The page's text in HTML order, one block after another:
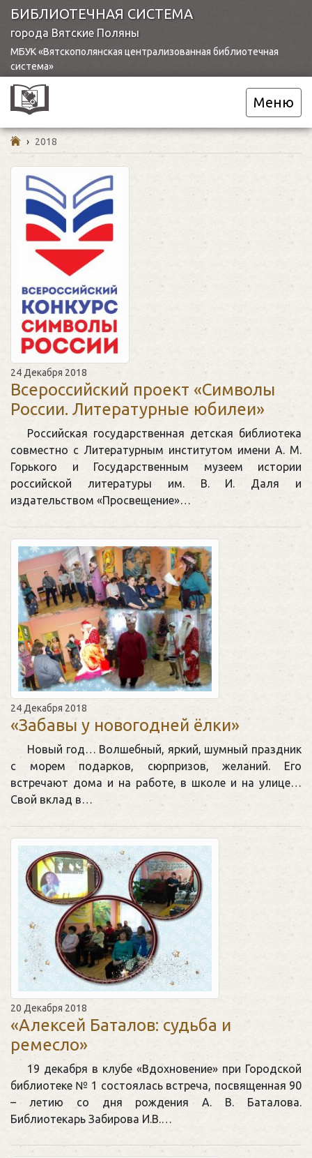
БИБЛИОТЕЧНАЯ СИСТЕМА
города Вятские Поляны
МБУК «Вятскополянская централизованная библиотечная
система»
Меню
› 2018
24 Декабря 2018
Всероссийский проект «Символы
России. Литературные юбилеи»
Российская государственная детская библиотека
совместно с Литературным институтом имени А. М.
Горького и Государственным музеем истории
российской литературы им. В. И. Даля и
издательством «Просвещение»…
24 Декабря 2018
«Забавы у новогодней ёлки»
Новый год… Волшебный, яркий, шумный праздник
с морем подарков, сюрпризов, желаний. Его
встречают дома и на работе, в школе и на улице…
Свой вклад в…
20 Декабря 2018
«Алексей Баталов: судьба и
ремесло»
19 декабря в клубе «Вдохновение» при Городской
библиотеке № 1 состоялась встреча, посвященная 90
– летию со дня рождения А. В. Баталова.
Библиотекарь Забирова И.В.…